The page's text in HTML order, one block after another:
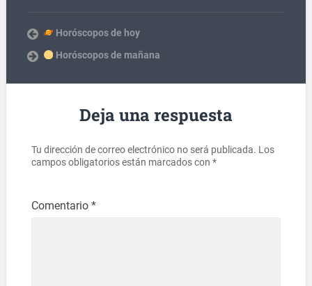
Horóscopos de hoy
Horóscopos de mañana
Deja una respuesta
Tu dirección de correo electrónico no será publicada. Los
campos obligatorios están marcados con *
Comentario *